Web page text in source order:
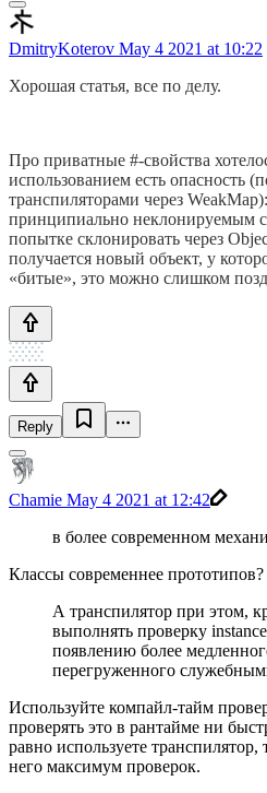
DmitryKoterov May 4 2021 at 10:22
Хорошая статья, все по делу.
Про приватные #-свойства
использованием есть опасность
транспиляторами через
принципиально неклонируемым
попытке склонировать через
получается новый объект, у
«битые», это можно слишком
Reply
Chamie May 4 2021 at 12:42
в более современном
Классы современнее
А транспилятор при этом,
выполнять проверку
появлению более
перегруженного
Используйте компайл-тайм
проверять это в рантайме ни
равно используете транспилятор,
него максимум проверок.